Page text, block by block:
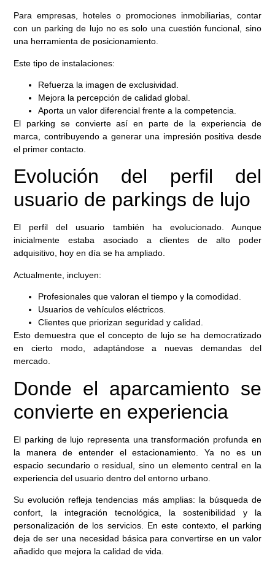
Para empresas, hoteles o promociones inmobiliarias, contar
con un parking de lujo no es solo una cuestión funcional, sino
una herramienta de posicionamiento.
Este tipo de instalaciones:
Refuerza la imagen de exclusividad.
Mejora la percepción de calidad global.
Aporta un valor diferencial frente a la competencia.
El parking se convierte así en parte de la experiencia de
marca, contribuyendo a generar una impresión positiva desde
el primer contacto.
Evolución del perfil del
usuario de parkings de lujo
El perfil del usuario también ha evolucionado. Aunque
inicialmente estaba asociado a clientes de alto poder
adquisitivo, hoy en día se ha ampliado.
Actualmente, incluyen:
Profesionales que valoran el tiempo y la comodidad.
Usuarios de vehículos eléctricos.
Clientes que priorizan seguridad y calidad.
Esto demuestra que el concepto de lujo se ha democratizado
en cierto modo, adaptándose a nuevas demandas del
mercado.
Donde el aparcamiento se
convierte en experiencia
El parking de lujo representa una transformación profunda en
la manera de entender el estacionamiento. Ya no es un
espacio secundario o residual, sino un elemento central en la
experiencia del usuario dentro del entorno urbano.
Su evolución refleja tendencias más amplias: la búsqueda de
confort, la integración tecnológica, la sostenibilidad y la
personalización de los servicios. En este contexto, el parking
deja de ser una necesidad básica para convertirse en un valor
añadido que mejora la calidad de vida.